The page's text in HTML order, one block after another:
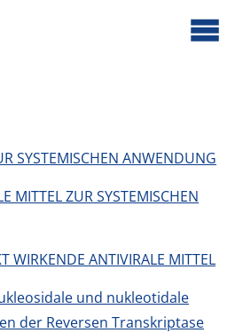
SYSTEMISCHEN ANWENDUNG
MITTEL ZUR SYSTEMISCHEN
WIRKENDE ANTIVIRALE MITTEL
und nukleotidale
der Reversen Transkriptase